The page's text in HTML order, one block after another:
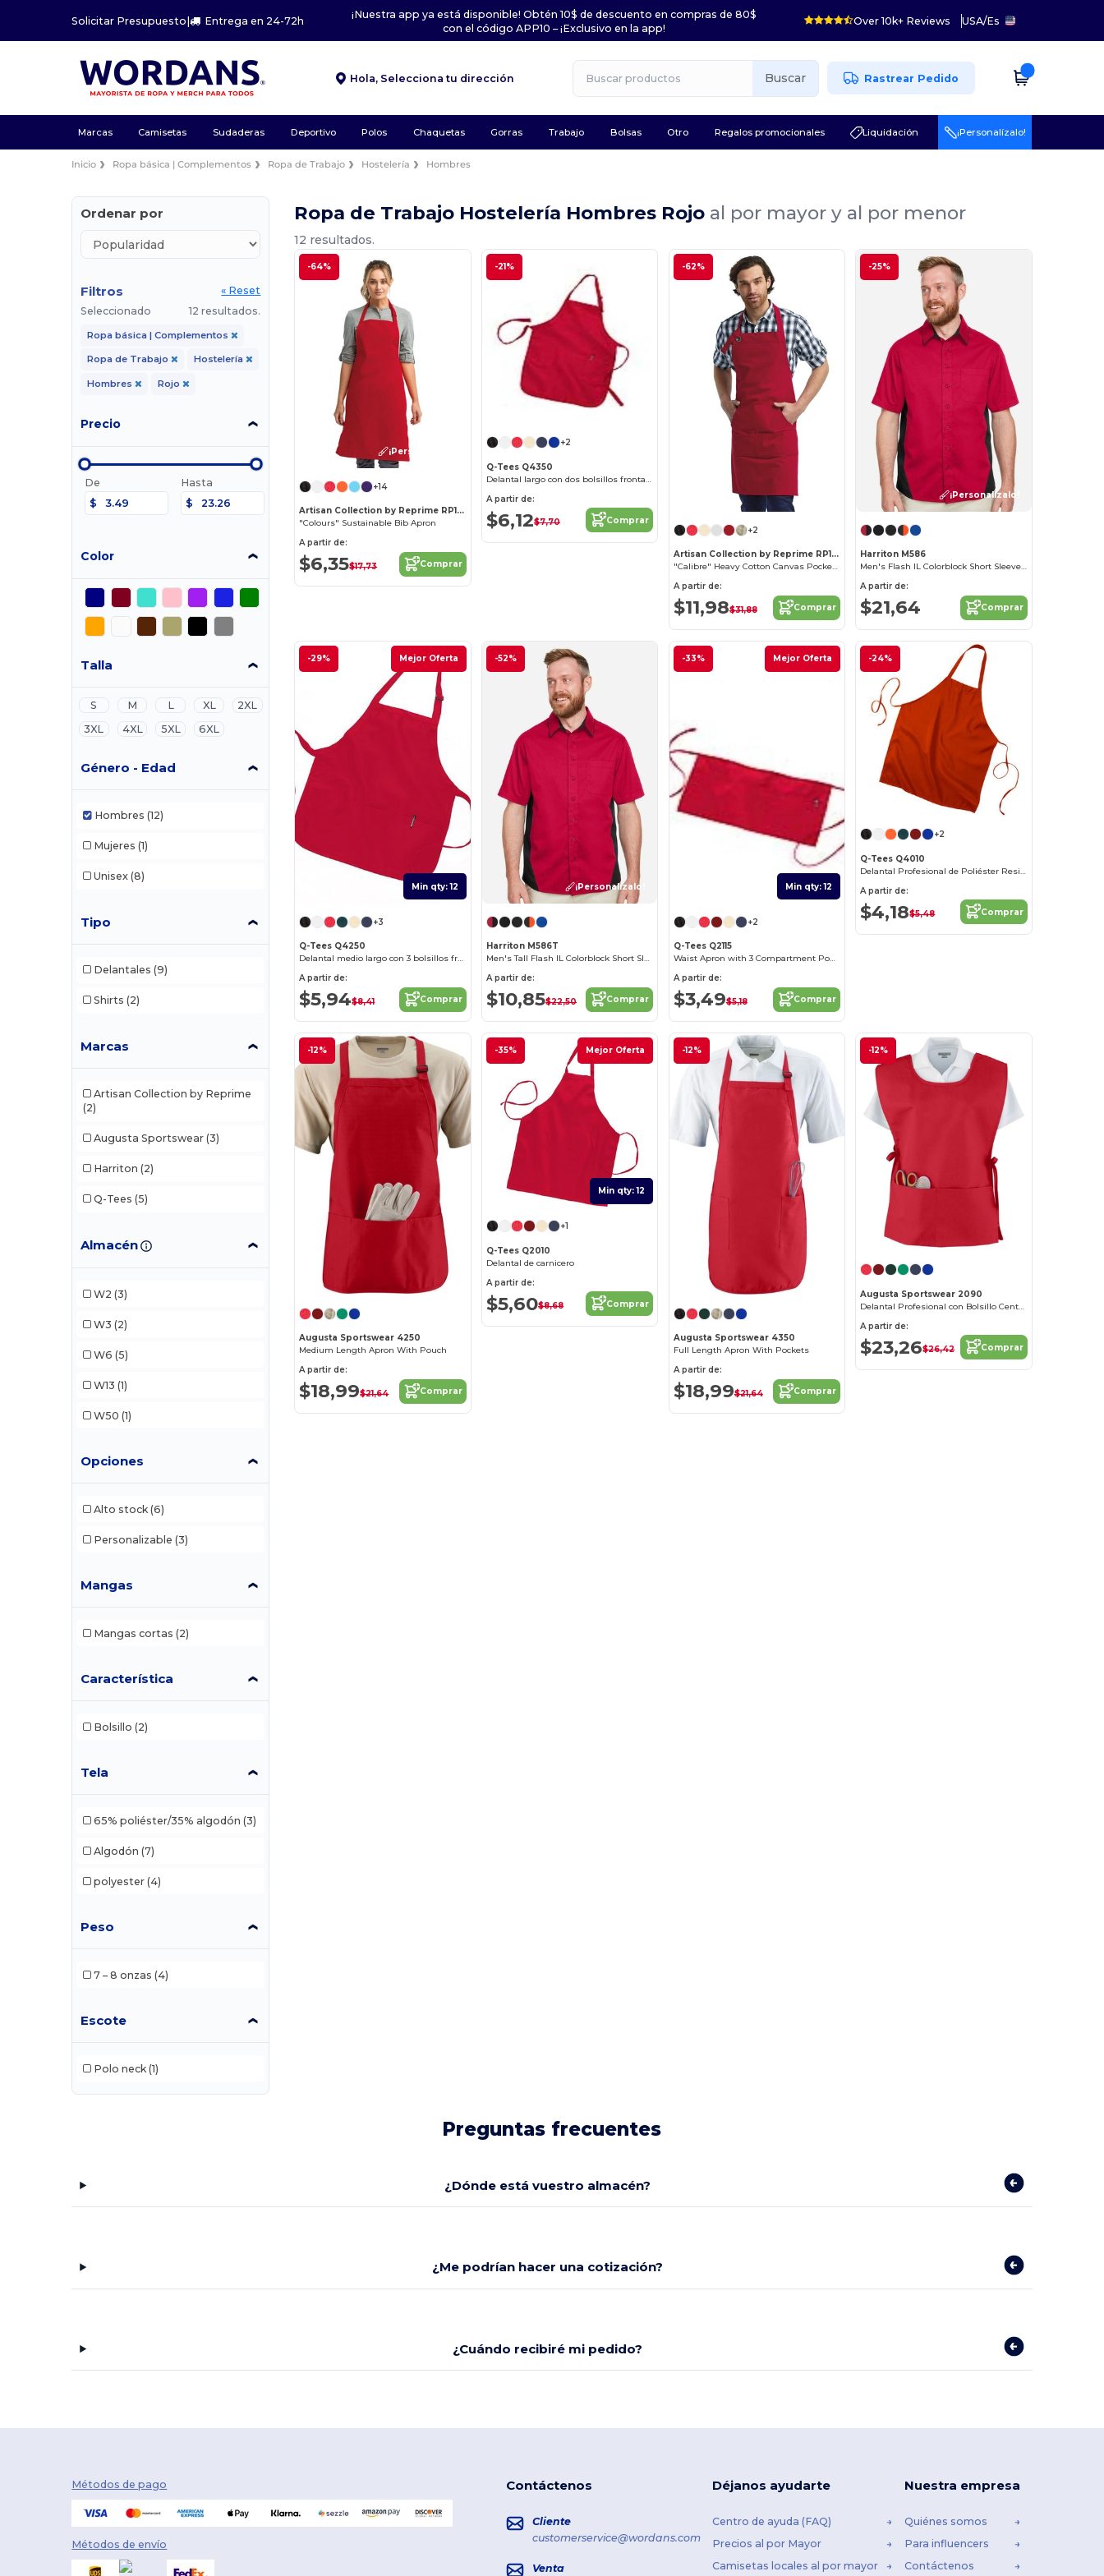
Solicitar Presupuesto| Entrega en 24-72h
¡Nuestra app ya está disponible! Obtén 10$ de descuento en compras de 80$
con el código APP10 – ¡Exclusivo en la app!
Over 10k+ Reviews USA/Es
Hola, Selecciona tu dirección Buscar Rastrear Pedido
Marcas Camisetas Sudaderas Deportivo Polos Chaquetas Gorras Trabajo Bolsas Otro Regalos promocionales Liquidación ¡Personalízalo!
Inicio Ropa básica | Complementos Ropa de Trabajo Hostelería Hombres
Ordenar por
Filtros
« Reset
Seleccionado
12 resultados.
Ropa básica | Complementos
Ropa de Trabajo Hostelería
Hombres Rojo
Precio
De
$
Hasta
$
Color
Talla
S M L XL
2XL
3XL
4XL 5XL 6XL
Género - Edad
Hombres (12)
Mujeres (1)
Unisex (8)
Tipo
Delantales (9)
Shirts (2)
Marcas
Artisan Collection by Reprime
(2)
Augusta Sportswear (3)
Harriton (2)
Q-Tees (5)
Almacén
W2 (3)
W3 (2)
W6 (5)
W13 (1)
W50 (1)
Opciones
Alto stock (6)
Personalizable (3)
Mangas
Mangas cortas (2)
Característica
Bolsillo (2)
Tela
65% poliéster/35% algodón (3)
Algodón (7)
polyester (4)
Peso
7 – 8 onzas (4)
Escote
Polo neck (1)
Ropa de Trabajo Hostelería Hombres Rojo al por mayor y al por menor
12 resultados.
-64%
¡Personalízalo!
+14
Artisan Collection by Reprime RP150
"Colours" Sustainable Bib Apron
A partir de:
$6,35$17,73 Comprar
-21%
+2
Q-Tees Q4350
Delantal largo con dos bolsillos frontales
A partir de:
$6,12$7,70 Comprar
-62%
+2
Artisan Collection by Reprime RP137
"Calibre" Heavy Cotton Canvas Pocket Apron
A partir de:
$11,98$31,88 Comprar
-25%
¡Personalízalo!
Harriton M586
Men's Flash IL Colorblock Short Sleeve Shirt
A partir de:
$21,64 Comprar
-29% Mejor Oferta
Min qty: 12
+3
Q-Tees Q4250
Delantal medio largo con 3 bolsillos frontales
A partir de:
$5,94$8,41 Comprar
-52%
¡Personalízalo!
Harriton M586T
Men's Tall Flash IL Colorblock Short Sleeve Shirt
A partir de:
$10,85$22,50 Comprar
-33% Mejor Oferta
Min qty: 12
+2
Q-Tees Q2115
Waist Apron with 3 Compartment Pouch
A partir de:
$3,49$5,18 Comprar
-24%
+2
Q-Tees Q4010
Delantal Profesional de Poliéster Resistente
A partir de:
$4,18$5,48 Comprar
-12%
Augusta Sportswear 4250
Medium Length Apron With Pouch
A partir de:
$18,99$21,64 Comprar
-35% Mejor Oferta
Min qty: 12
+1
Q-Tees Q2010
Delantal de carnicero
A partir de:
$5,60$8,68 Comprar
-12%
Augusta Sportswear 4350
Full Length Apron With Pockets
A partir de:
$18,99$21,64 Comprar
-12%
Augusta Sportswear 2090
Delantal Profesional con Bolsillo Central
A partir de:
$23,26$26,42 Comprar
Preguntas frecuentes
¿Dónde está vuestro almacén?
¿Me podrían hacer una cotización?
¿Cuándo recibiré mi pedido?
Métodos de pago
Métodos de envío
Contáctenos
Cliente
customerservice@wordans.com
Venta
Déjanos ayudarte
Centro de ayuda (FAQ)
Precios al por Mayor
Camisetas locales al por mayor
Nuestra empresa
Quiénes somos
Para influencers
Contáctenos